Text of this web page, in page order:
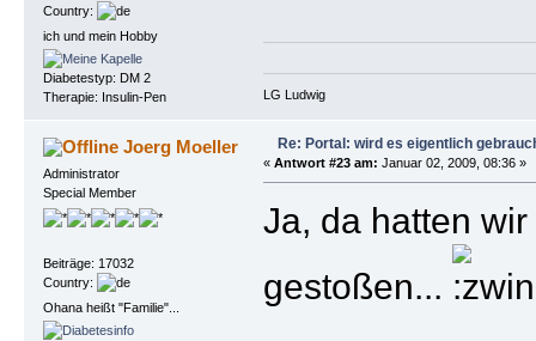
Country:
ich und mein Hobby
Diabetestyp: DM 2
Therapie: Insulin-Pen
LG Ludwig
Joerg Moeller
Administrator
Special Member
Beiträge: 17032
Country:
Ohana heißt "Familie"...
Re: Portal: wird es eigentlich
« Antwort #23 am: Januar 02, 2009, 08:36 »
Ja, da hatten
gestoßen...